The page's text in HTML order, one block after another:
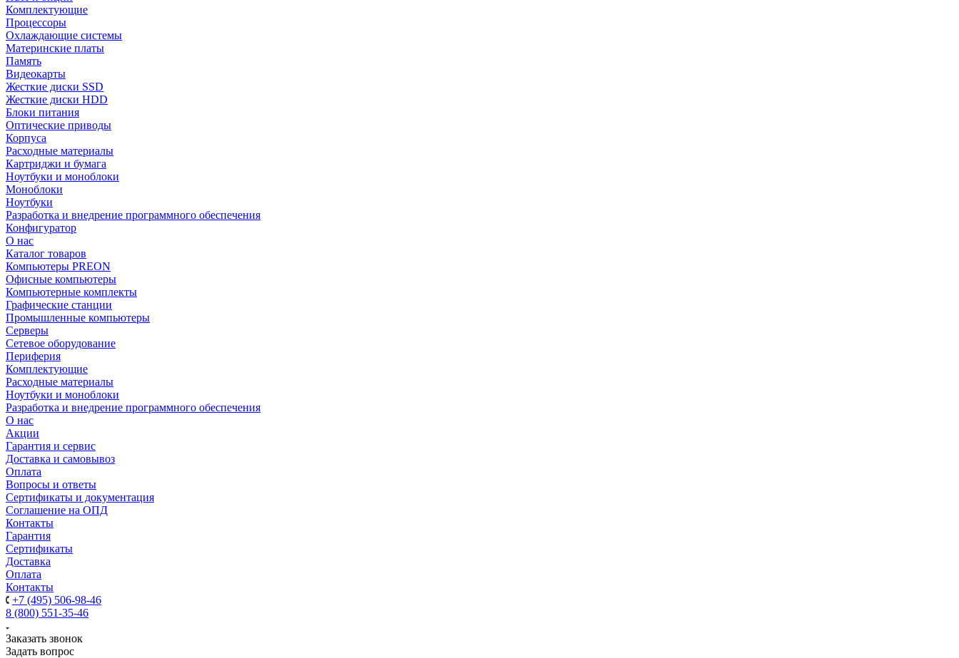
Комплектующие
Процессоры
Охлаждающие системы
Материнские платы
Память
Видеокарты
Жесткие диски SSD
Жесткие диски HDD
Блоки питания
Оптические приводы
Корпуса
Расходные материалы
Картриджи и бумага
Ноутбуки и моноблоки
Моноблоки
Ноутбуки
Разработка и внедрение программного обеспечения
Конфигуратор
О нас
Каталог товаров
Компьютеры PREON
Офисные компьютеры
Компьютерные комплекты
Графические станции
Промышленные компьютеры
Серверы
Сетевое оборудование
Периферия
Комплектующие
Расходные материалы
Ноутбуки и моноблоки
Разработка и внедрение программного обеспечения
О нас
Акции
Гарантия и сервис
Доставка и самовывоз
Оплата
Вопросы и ответы
Сертификаты и документация
Соглашение на ОПД
Контакты
Гарантия
Сертификаты
Доставка
Оплата
Контакты
+7 (495) 506-98-46
8 (800) 551-35-46
Заказать звонок
Задать вопрос